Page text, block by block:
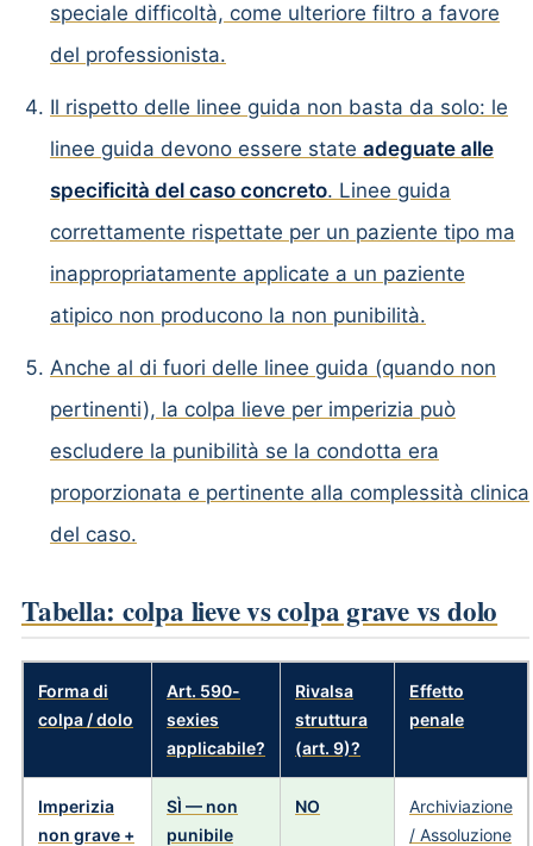
speciale difficoltà, come ulteriore filtro a favore
del professionista.
Il rispetto delle linee guida non basta da solo: le
linee guida devono essere state adeguate alle
specificità del caso concreto. Linee guida
correttamente rispettate per un paziente tipo ma
inappropriatamente applicate a un paziente
atipico non producono la non punibilità.
Anche al di fuori delle linee guida (quando non
pertinenti), la colpa lieve per imperizia può
escludere la punibilità se la condotta era
proporzionata e pertinente alla complessità clinica
del caso.
Tabella: colpa lieve vs colpa grave vs dolo
Forma di
colpa / dolo
Art. 590-
sexies
applicabile?
Rivalsa
struttura
(art. 9)?
Effetto
penale
Imperizia
non grave +
SÌ — non
punibile
NO
Archiviazione
/ Assoluzione